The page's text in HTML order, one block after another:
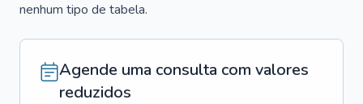
nenhum tipo de tabela.
Agende uma consulta com valores
reduzidos